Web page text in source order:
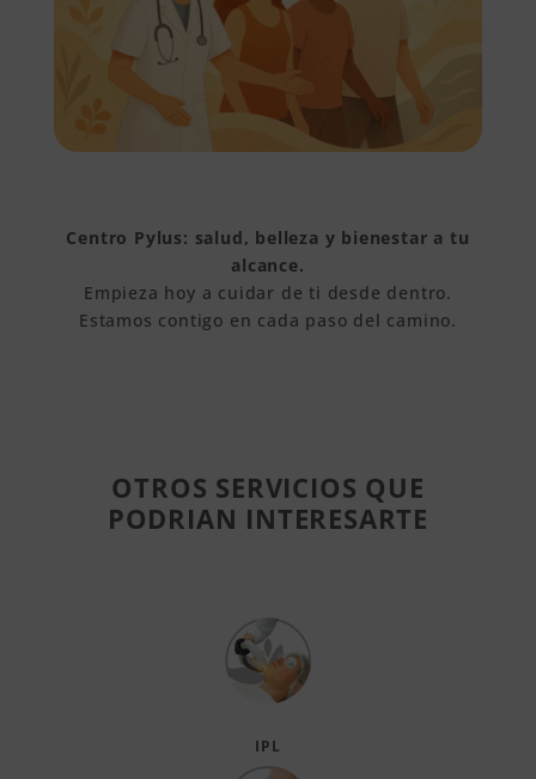
Centro Pylus: salud, belleza y bienestar a tu
alcance.
Empieza hoy a cuidar de ti desde dentro.
Estamos contigo en cada paso del camino.
OTROS SERVICIOS QUE
PODRIAN INTERESARTE
IPL